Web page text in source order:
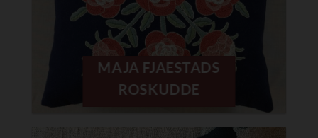
MAJA FJAESTADS
ROSKUDDE